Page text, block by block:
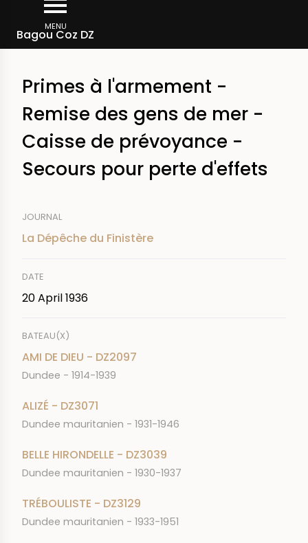
main
MENU
Bagou Coz DZ
Breadcrumb
Primes à l'armement -
Remise des gens de mer -
Caisse de prévoyance -
Secours pour perte d'effets
JOURNAL
La Dépêche du Finistère
DATE
20 April 1936
BATEAU(X)
AMI DE DIEU - DZ2097
Dundee - 1914-1939
ALIZÉ - DZ3071
Dundee mauritanien - 1931-1946
BELLE HIRONDELLE - DZ3039
Dundee mauritanien - 1930-1937
TRÉBOULISTE - DZ3129
Dundee mauritanien - 1933-1951